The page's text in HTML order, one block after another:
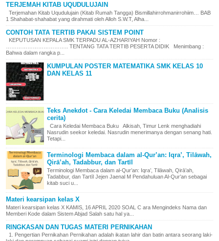
TERJEMAH KITAB UQUDULUJAIN
Terjemahan Kitab Uqudulujain (Kitab Rumah Tangga) Bismillahirrohmanirrohiim… BAB
1 Shahabat-shahabat yang dirahmati oleh Alloh S.W.T, Alha...
CONTOH TATA TERTIB PAKAI SISTEM POINT
KEPUTUSAN KEPALA SMK TERPADU AL-AZHARIYAH Nomor :
…………………………….. TENTANG TATA TERTIB PESERTA DIDIK Menimbang :
Bahwa dalam rangka p...
KUMPULAN POSTER MATEMATIKA SMK KELAS 10
DAN KELAS 11
Teks Anekdot - Cara Keledai Membaca Buku (Analisis
cerita)
Cara Keledai Membaca Buku Alkisah, Timur Lenk menghadiahi
Nasrudin seekor keledai. Nasrudin menerimanya dengan senang hati.
Tetapi...
Terminologi Membaca dalam al-Qur’an: Iqra’, Tilāwah,
Qirā’ah, Tadabbur, dan Tartīl
Terminologi Membaca dalam al-Qur’an: Iqra’, Tilāwah, Qirā’ah,
Tadabbur, dan Tartīl Jejen Jaenal M Pendahuluan Al-Qur’an sebagai
kitab suci u...
Materi kearsipan kelas X
Materi kearsipan kelas X KAMIS, 16 APRIL 2020 SOAL C ara Mengindeks Nama dan
Memberi Kode dalam Sistem Abjad Salah satu hal ya...
RINGKASAN DAN TUGAS MATERI PERNIKAHAN
1. Pengertian Pernikahan Pernikahan adalah ikatan lahir dan batin antara seorang laki-